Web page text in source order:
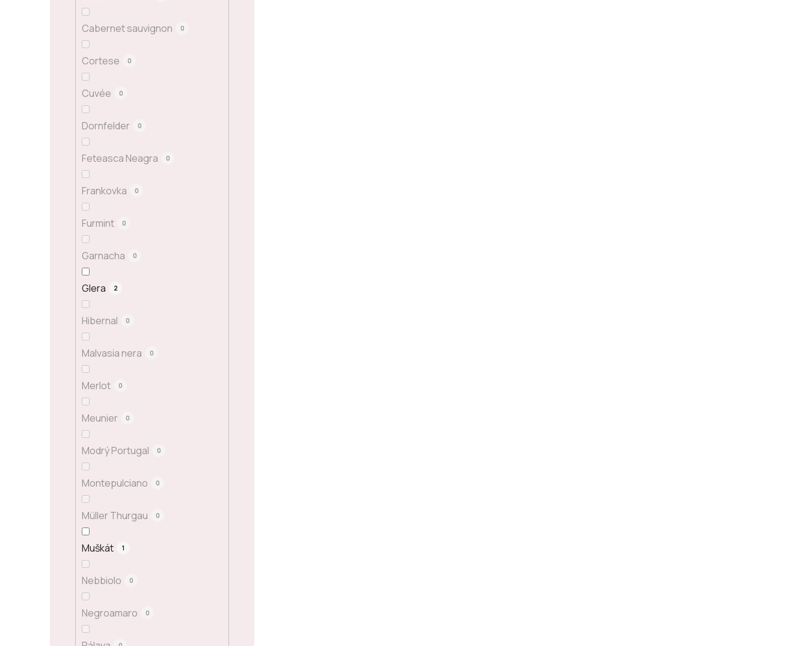
Cabernet sauvignon 0
Cortese 0
Cuvée 0
Dornfelder 0
Feteasca Neagra 0
Frankovka 0
Furmint 0
Garnacha 0
Glera 2
Hibernal 0
Malvasia nera 0
Merlot 0
Meunier 0
Modrý Portugal 0
Montepulciano 0
Müller Thurgau 0
Muškát 1
Nebbiolo 0
Negroamaro 0